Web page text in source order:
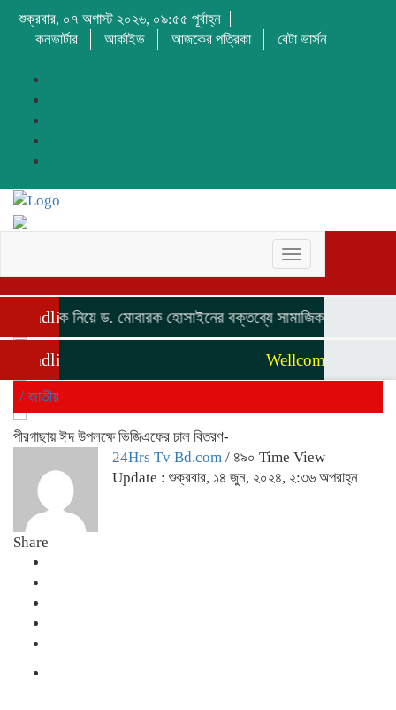
শুক্রবার, ০৭ অগাস্ট ২০২৬, ০৯:৫৫ পূর্বাহ্ন
কনভার্টার
আর্কাইভ আজকের পত্রিকা বেটা ভার্সন
Toggle
navigation
Headlineনিয়ে ড. মোবারক হোসাইনের বক্তব্যে সামাজিক
Headline Wellcome to our
/ জাতীয়
পীরগাছায় ঈদ উপলক্ষে ভিজিএফের চাল বিতরণ-
24Hrs Tv Bd.com / ৪৯০ Time View
Update : শুক্রবার, ১৪ জুন, ২০২৪, ২:৩৬ অপরাহ্ন
Share